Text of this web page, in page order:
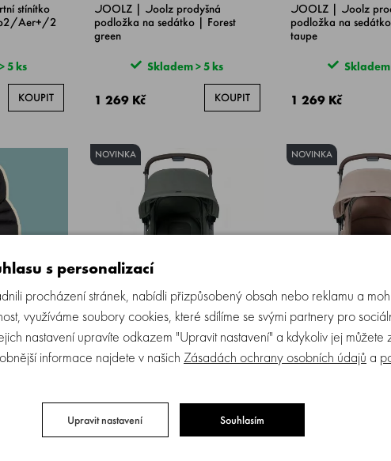
stínítko
Aer+/2
5 ks
KOUPIT
JOOLZ | Joolz prodyšná
podložka na sedátko | Forest
green
Skladem > 5 ks
1 269 Kč KOUPIT
JOOLZ | Joolz
podložka na
taupe
Skladem
1 269 Kč
Joolz l
KOUPIT
NOVINKA
Joolz Novorozenecká vložka pro
Aer2 /+//Day5 | Forest green
Skladem > 5 ks
999 Kč KOUPIT
NOVINKA
Joolz
Aer2 /+//Day5 |
999 Kč
s personalizací
procházení stránek, nabídli přizpůsobený obsah nebo reklamu a
využíváme soubory cookies, které sdílíme se svými partnery pro
nastavení upravíte odkazem "Upravit nastavení" a kdykoliv jej můžete
informace najdete v našich Zásadách ochrany osobních údajů a
Upravit nastavení Souhlasím